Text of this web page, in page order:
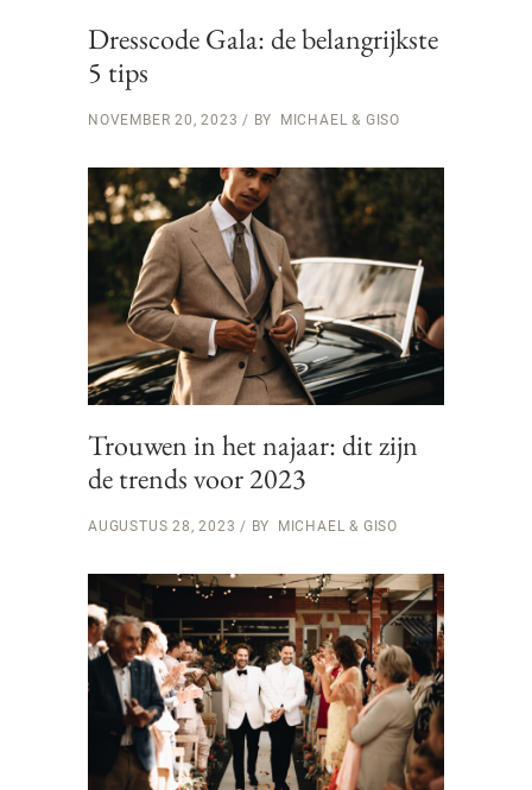
Dresscode Gala: de belangrijkste
5 tips
NOVEMBER 20, 2023 BY MICHAEL & GISO
Trouwen in het najaar: dit zijn
de trends voor 2023
AUGUSTUS 28, 2023 BY MICHAEL & GISO